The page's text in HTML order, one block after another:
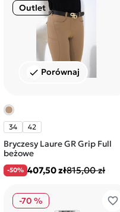
check Porównaj
Outlet
34 42
Bryczesy Laure GR Grip Full
beżowe
-50% 407,50 zł815,00 zł
favorite_border
-70 %